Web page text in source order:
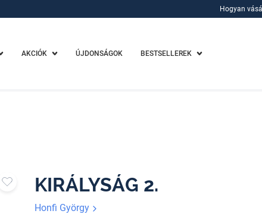
Hogyan
AKCIÓK ÚJDONSÁGOK BESTSELLEREK
KIRÁLYSÁG 2.
Honfi György